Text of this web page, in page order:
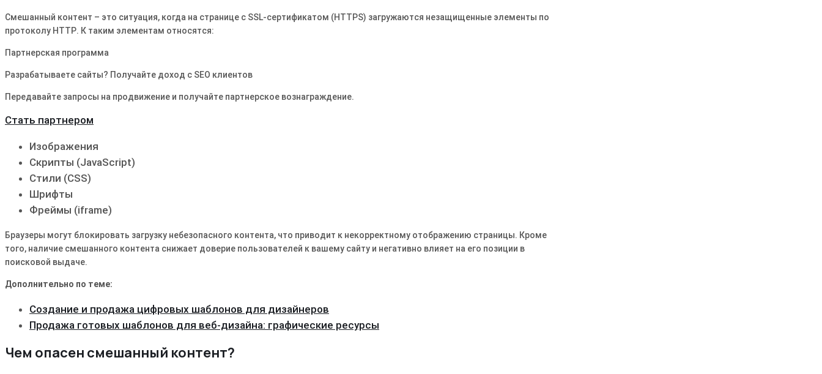
Смешанный контент – это ситуация, когда на странице с SSL-сертификатом (HTTPS) загружаются незащищенные элементы по
протоколу HTTP․ К таким элементам относятся:
Партнерская программа
Разрабатываете сайты? Получайте доход с SEO клиентов
Передавайте запросы на продвижение и получайте партнерское вознаграждение.
Стать партнером
Изображения
Скрипты (JavaScript)
Стили (CSS)
Шрифты
Фреймы (iframe)
Браузеры могут блокировать загрузку небезопасного контента, что приводит к некорректному отображению страницы․ Кроме
того, наличие смешанного контента снижает доверие пользователей к вашему сайту и негативно влияет на его позиции в
поисковой выдаче․
Дополнительно по теме:
Создание и продажа цифровых шаблонов для дизайнеров
Продажа готовых шаблонов для веб-дизайна: графические ресурсы
Чем опасен смешанный контент?